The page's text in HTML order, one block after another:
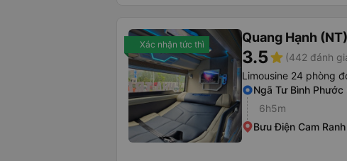
Xác nhận tức thì Quang Hạnh (NT)
3.5star (442 đánh
Limousine 24 phòng
Ngã Tư Bình
6h5m
Bưu Điện Cam Ranh